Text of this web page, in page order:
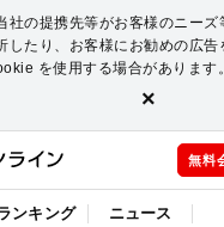
社の提携先等がお客様のニーズ
したり、お客様にお勧めの広告
を使用する場合があります。
×
無料
ンキング ニュース